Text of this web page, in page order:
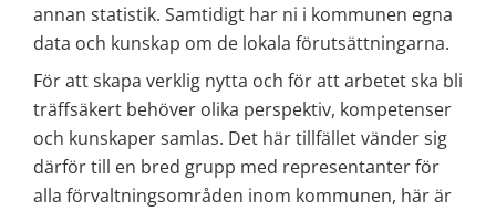
annan statistik. Samtidigt har ni i kommunen egna
data och kunskap om de lokala förutsättningarna.
För att skapa verklig nytta och för att arbetet ska bli
träffsäkert behöver olika perspektiv, kompetenser
och kunskaper samlas. Det här tillfället vänder sig
därför till en bred grupp med representanter för
alla förvaltningsområden inom kommunen, här är